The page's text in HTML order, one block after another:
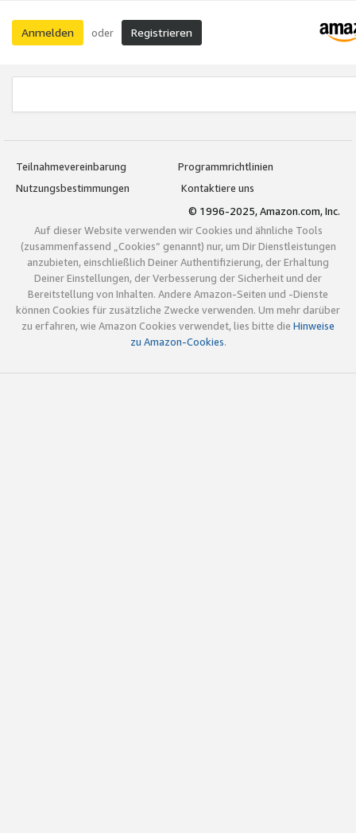
Anmelden oder Registrieren
Teilnahmevereinbarung
Programmrichtlinien
Nutzungsbestimmungen
Kontaktiere uns
© 1996-2025, Amazon.com, Inc.
Auf dieser Website verwenden wir Cookies und ähnliche Tools
(zusammenfassend „Cookies“ genannt) nur, um Dir Dienstleistungen
anzubieten, einschließlich Deiner Authentifizierung, der Erhaltung
Deiner Einstellungen, der Verbesserung der Sicherheit und der
Bereitstellung von Inhalten. Andere Amazon-Seiten und -Dienste
können Cookies für zusätzliche Zwecke verwenden. Um mehr darüber
zu erfahren, wie Amazon Cookies verwendet, lies bitte die Hinweise
zu Amazon-Cookies.